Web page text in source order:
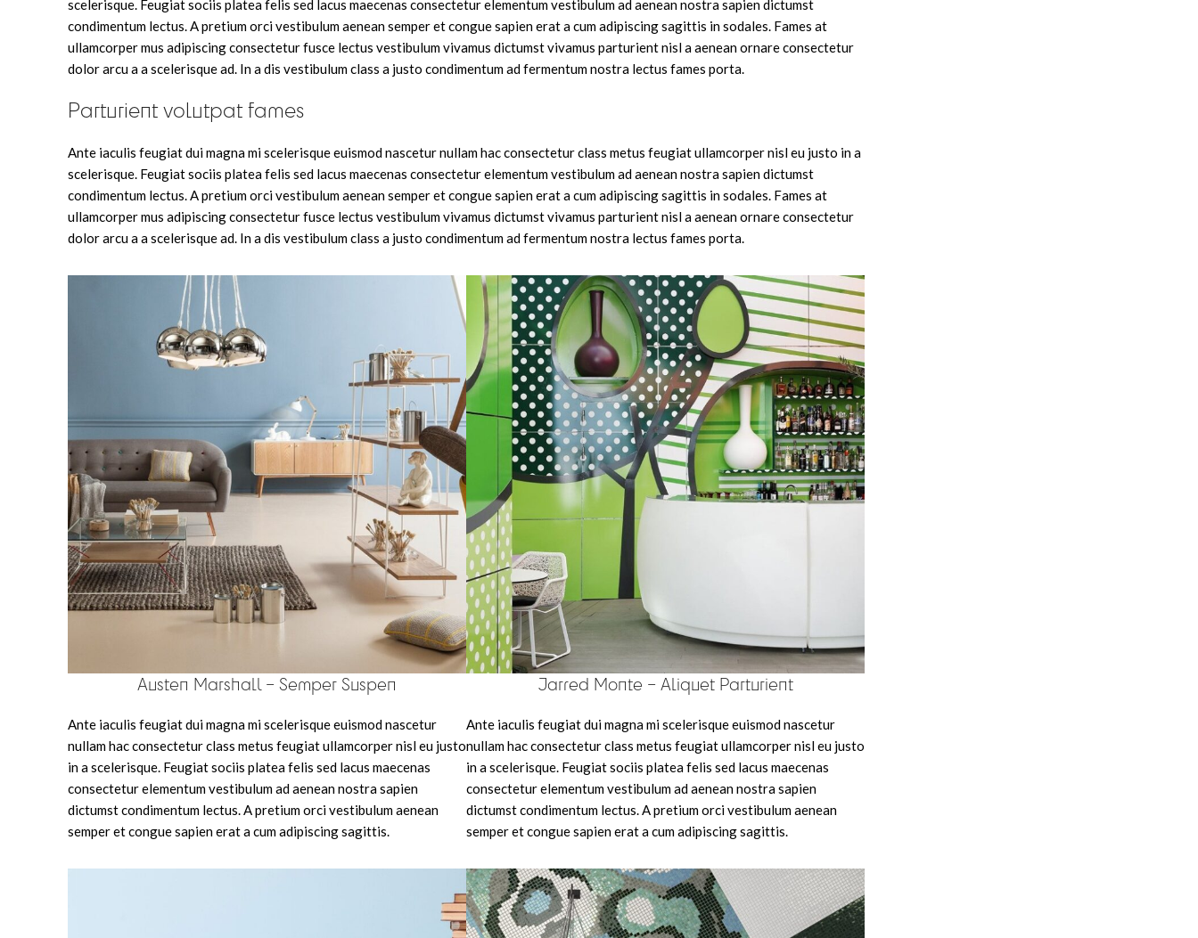
scelerisque. Feugiat sociis platea felis sed lacus maecenas consectetur elementum vestibulum ad aenean nostra sapien dictumst
condimentum lectus. A pretium orci vestibulum aenean semper et congue sapien erat a cum adipiscing sagittis in sodales. Fames at
ullamcorper mus adipiscing consectetur fusce lectus vestibulum vivamus dictumst vivamus parturient nisl a aenean ornare consectetur
dolor arcu a a scelerisque ad. In a dis vestibulum class a justo condimentum ad fermentum nostra lectus fames porta.
Parturient volutpat fames
Ante iaculis feugiat dui magna mi scelerisque euismod nascetur nullam hac consectetur class metus feugiat ullamcorper nisl eu justo in a
scelerisque. Feugiat sociis platea felis sed lacus maecenas consectetur elementum vestibulum ad aenean nostra sapien dictumst
condimentum lectus. A pretium orci vestibulum aenean semper et congue sapien erat a cum adipiscing sagittis in sodales. Fames at
ullamcorper mus adipiscing consectetur fusce lectus vestibulum vivamus dictumst vivamus parturient nisl a aenean ornare consectetur
dolor arcu a a scelerisque ad. In a dis vestibulum class a justo condimentum ad fermentum nostra lectus fames porta.
Austen Marshall – Semper Suspen
Ante iaculis feugiat dui magna mi scelerisque euismod nascetur
nullam hac consectetur class metus feugiat ullamcorper nisl eu justo
in a scelerisque. Feugiat sociis platea felis sed lacus maecenas
consectetur elementum vestibulum ad aenean nostra sapien
dictumst condimentum lectus. A pretium orci vestibulum aenean
semper et congue sapien erat a cum adipiscing sagittis.
Jarred Monte – Aliquet Parturient
Ante iaculis feugiat dui magna mi scelerisque euismod nascetur
nullam hac consectetur class metus feugiat ullamcorper nisl eu justo
in a scelerisque. Feugiat sociis platea felis sed lacus maecenas
consectetur elementum vestibulum ad aenean nostra sapien
dictumst condimentum lectus. A pretium orci vestibulum aenean
semper et congue sapien erat a cum adipiscing sagittis.